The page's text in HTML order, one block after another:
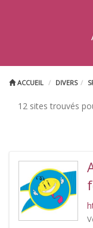
ACCUEIL DIVERS
12 sites trouvés